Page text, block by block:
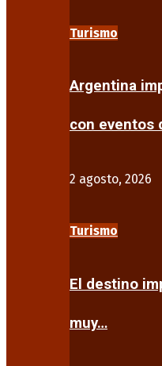
Turismo
Argentina
con eventos
2 agosto, 2026
Turismo
El destino
muy…